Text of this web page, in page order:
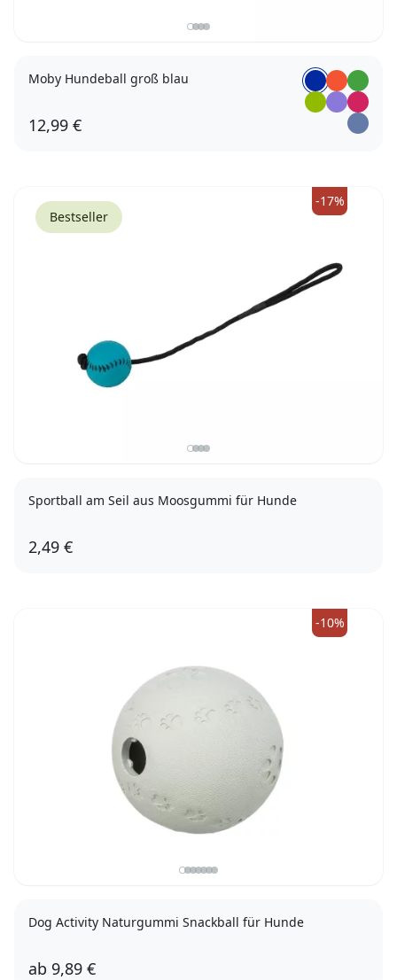
Moby Hundeball groß blau
12,99 €
Bestseller
-17%
Sportball am Seil aus Moosgummi für Hunde
2,49 €
-10%
Dog Activity Naturgummi Snackball für Hunde
ab 9,89 €